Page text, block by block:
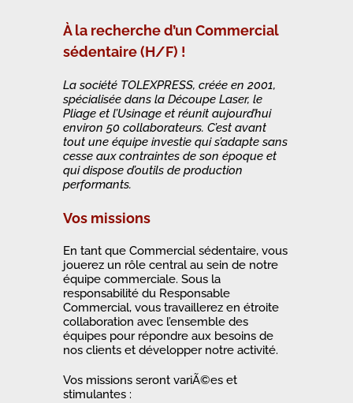
À la recherche d’un Commercial
sédentaire (H/F) !
La société TOLEXPRESS, créée en 2001,
spécialisée dans la Découpe Laser, le
Pliage et l’Usinage et réunit aujourd’hui
environ 50 collaborateurs. C’est avant
tout une équipe investie qui s’adapte sans
cesse aux contraintes de son époque et
qui dispose d’outils de production
performants.
Vos missions
En tant que Commercial sédentaire, vous
jouerez un rôle central au sein de notre
équipe commerciale. Sous la
responsabilité du Responsable
Commercial, vous travaillerez en étroite
collaboration avec l’ensemble des
équipes pour répondre aux besoins de
nos clients et développer notre activité.
Vos missions seront variÃ©es et
stimulantes :